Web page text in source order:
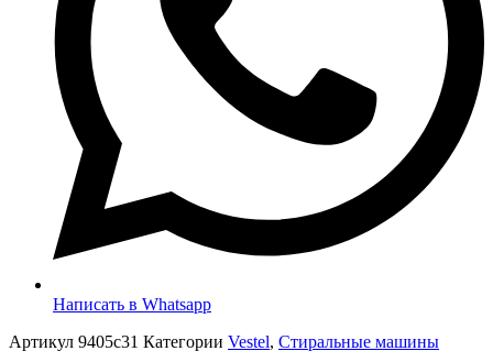
Написать в Whatsapp
Артикул 9405c31 Категории Vestel, Стиральные машины